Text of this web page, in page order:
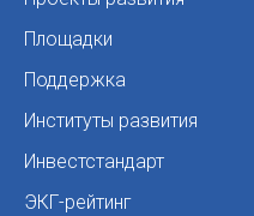
Площадки
Поддержка
Институты развития
Инвестстандарт
ЭКГ-рейтинг